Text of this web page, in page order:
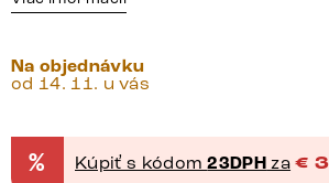
Na objednávku
od 14. 11. u vás
% Kúpiť s kódom23DPH za €